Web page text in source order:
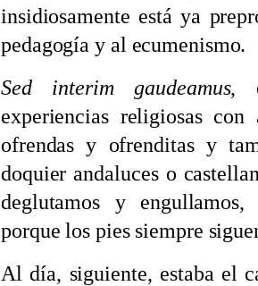
insidiosamente está ya
pedagogía y al ecumenismo.
Sed interim gaudeamus,
experiencias religiosas con
ofrendas y ofrenditas y
doquier andaluces o
deglutamos y
porque los pies siempre
Al día, siguiente, estaba el